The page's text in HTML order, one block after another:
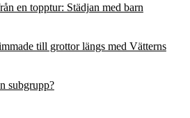
en topptur: Städjan med barn
till grottor längs med Vätterns
subgrupp?